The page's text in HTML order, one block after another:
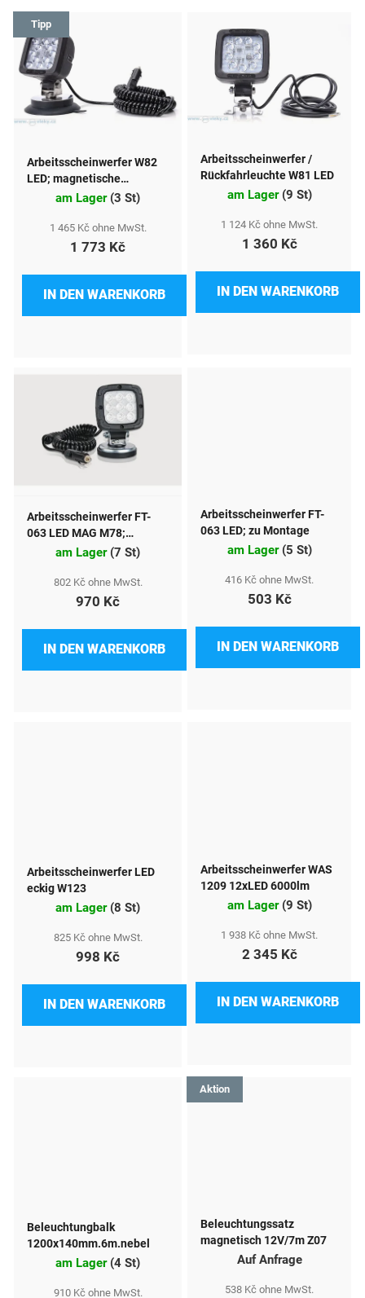
L
i
s
e
o
d
Tipp
Arbeitsscheinwerfer W82
LED; magnetische
Befestigung
am Lager (3 St)
1 465 Kč ohne MwSt.
1 773 Kč
IN DEN WARENKORB
Arbeitsscheinwerfer /
Rückfahrleuchte W81 LED
am Lager (9 St)
1 124 Kč ohne MwSt.
1 360 Kč
IN DEN WARENKORB
Arbeitsscheinwerfer FT-
063 LED MAG M78;
magnetisch
am Lager (7 St)
802 Kč ohne MwSt.
970 Kč
IN DEN WARENKORB
Arbeitsscheinwerfer FT-
063 LED; zu Montage
am Lager (5 St)
416 Kč ohne MwSt.
503 Kč
IN DEN WARENKORB
Arbeitsscheinwerfer LED
eckig W123
am Lager (8 St)
825 Kč ohne MwSt.
998 Kč
IN DEN WARENKORB
Arbeitsscheinwerfer WAS
1209 12xLED 6000lm
am Lager (9 St)
1 938 Kč ohne MwSt.
2 345 Kč
IN DEN WARENKORB
Beleuchtungbalk
1200x140mm.6m.nebel
am Lager (4 St)
910 Kč ohne MwSt.
Aktion
Beleuchtungssatz
magnetisch 12V/7m Z07
Auf Anfrage
538 Kč ohne MwSt.